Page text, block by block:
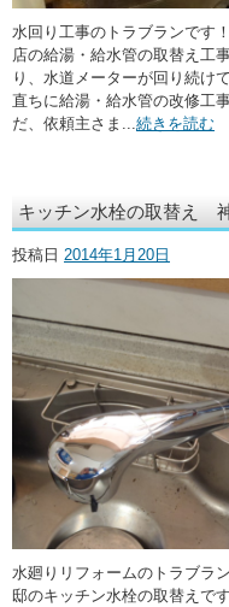
水回り工事のトラブランです
店の給湯・給水管の取替え工
り、水道メーターが回り続け
直ちに給湯・給水管の改修工
だ、依頼主さま... 続きを読む
キッチン水栓の取替え
投稿日 2014年1月20日
水廻りリフォームのトラブラ
邸のキッチン水栓の取替えです